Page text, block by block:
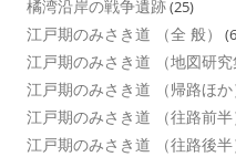
橘湾沿岸の戦争遺跡(25)
江戸期のみさき道 （全 般）
江戸期のみさき道 （地図研究
江戸期のみさき道 （帰路ほか
江戸期のみさき道 （往路前半
江戸期のみさき道 （往路後半